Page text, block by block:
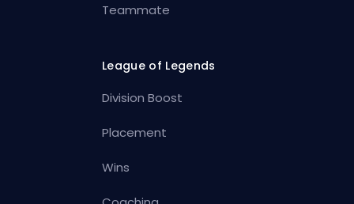
Teammate
League of Legends
Division Boost
Placement
Wins